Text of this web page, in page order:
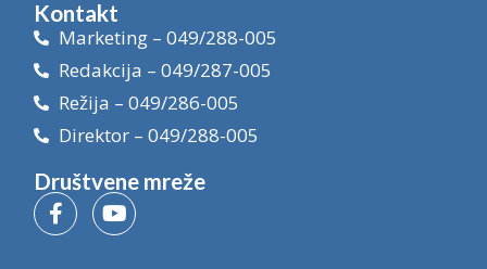
Kontakt
Marketing – 049/288-005
Redakcija – 049/287-005
Režija – 049/286-005
Direktor – 049/288-005
Društvene mreže